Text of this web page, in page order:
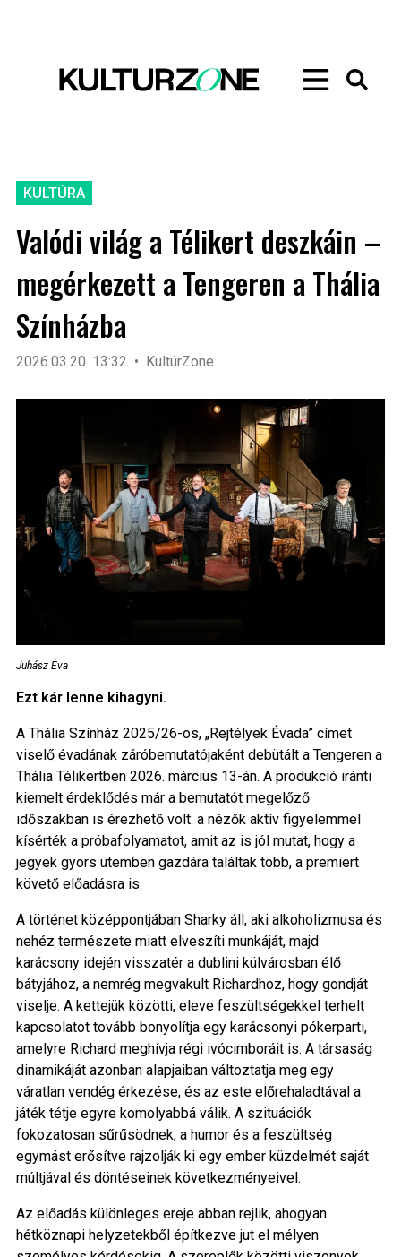
KULTÚRA
Valódi világ a Télikert deszkáin –
megérkezett a Tengeren a Thália
Színházba
2026.03.20. 13:32 KultúrZone
Juhász Éva
Ezt kár lenne kihagyni.
A Thália Színház 2025/26-os, „Rejtélyek Évada” címet
viselő évadának záróbemutatójaként debütált a Tengeren a
Thália Télikertben 2026. március 13-án. A produkció iránti
kiemelt érdeklődés már a bemutatót megelőző
időszakban is érezhető volt: a nézők aktív figyelemmel
kísérték a próbafolyamatot, amit az is jól mutat, hogy a
jegyek gyors ütemben gazdára találtak több, a premiert
követő előadásra is.
A történet középpontjában Sharky áll, aki alkoholizmusa és
nehéz természete miatt elveszíti munkáját, majd
karácsony idején visszatér a dublini külvárosban élő
bátyjához, a nemrég megvakult Richardhoz, hogy gondját
viselje. A kettejük közötti, eleve feszültségekkel terhelt
kapcsolatot tovább bonyolítja egy karácsonyi pókerparti,
amelyre Richard meghívja régi ivócimboráit is. A társaság
dinamikáját azonban alapjaiban változtatja meg egy
váratlan vendég érkezése, és az este előrehaladtával a
játék tétje egyre komolyabbá válik. A szituációk
fokozatosan sűrűsödnek, a humor és a feszültség
egymást erősítve rajzolják ki egy ember küzdelmét saját
múltjával és döntéseinek következményeivel.
Az előadás különleges ereje abban rejlik, ahogyan
hétköznapi helyzetekből építkezve jut el mélyen